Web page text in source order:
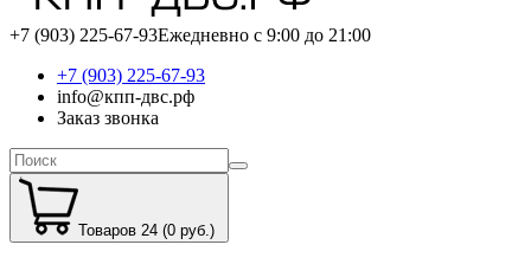
+7 (903) 225-67-93Ежедневно с 9:00 до 21:00
+7 (903) 225-67-93
info@кпп-двс.рф
Заказ звонка
Товаров 24 (0 руб.)